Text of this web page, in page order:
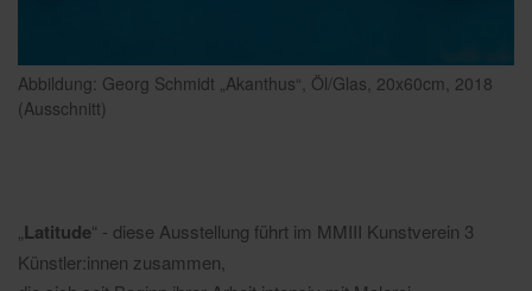
Abbildung: Georg Schmidt „Akanthus“, Öl/Glas, 20x60cm, 2018
(Ausschnitt)
Latitude“ - diese Ausstellung führt im MMIII Kunstverein 3
Künstler:innen zusammen,